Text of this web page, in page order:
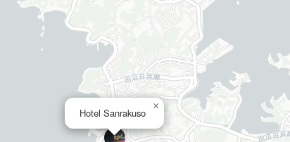
Hotel Sanrakuso
×